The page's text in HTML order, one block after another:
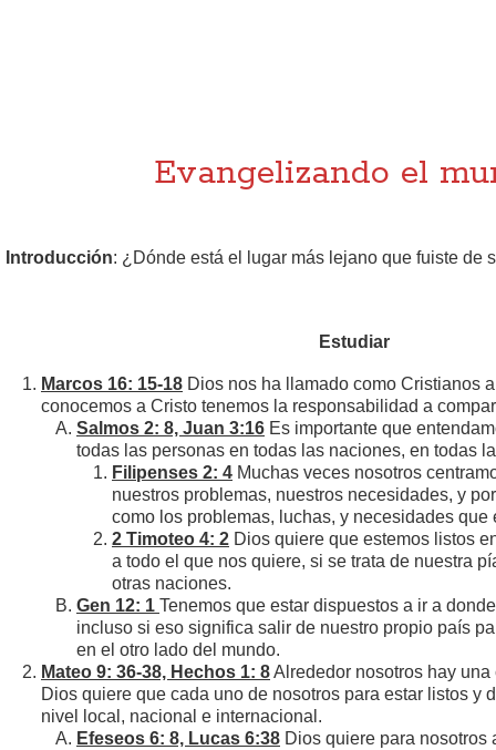
Evangelizando el
Introducción: ¿Dónde está el lugar más lejano que fuiste de
Estudiar
Marcos 16: 15-18 Dios nos ha llamado como Cristianos
conocemos a Cristo tenemos la responsabilidad a
Salmos 2: 8, Juan 3:16 Es importante que
todas las personas en todas las naciones, en todas
Filipenses 2: 4 Muchas veces nosotros
nuestros problemas, nuestros necesidades, y
como los problemas, luchas, y necesidades que
2 Timoteo 4: 2 Dios quiere que estemos listos
a todo el que nos quiere, si se trata de nuestra
otras naciones.
Gen 12: 1 Tenemos que estar dispuestos a ir a
incluso si eso significa salir de nuestro propio país
en el otro lado del mundo.
Mateo 9: 36-38, Hechos 1: 8Alrededor nosotros hay
Dios quiere que cada uno de nosotros para estar listos y
nivel local, nacional e internacional.
Efeseos 6: 8, Lucas 6:38 Dios quiere para nosotros